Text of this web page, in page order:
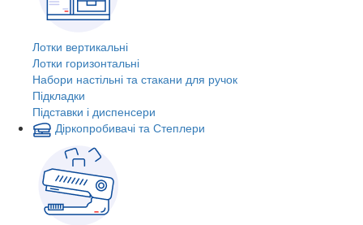
Лотки вертикальні
Лотки горизонтальні
Набори настільні та стакани для ручок
Підкладки
Підставки і диспенсери
Діркопробивачі та Степлери